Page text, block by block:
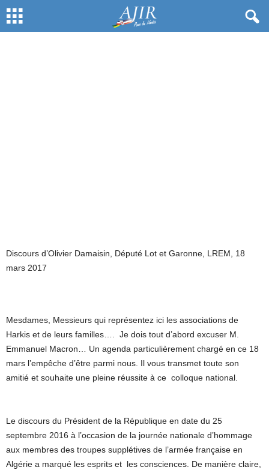
Par AJIR- 18 mars 2017 658
Discours d’Olivier Damaisin, Député Lot et Garonne, LREM, 18
mars 2017
Mesdames, Messieurs qui représentez ici les associations de
Harkis et de leurs familles…. Je dois tout d’abord excuser M.
Emmanuel Macron… Un agenda particulièrement chargé en ce 18
mars l’empêche d’être parmi nous. Il vous transmet toute son
amitié et souhaite une pleine réussite à ce colloque national.
Le discours du Président de la République en date du 25
septembre 2016 à l’occasion de la journée nationale d’hommage
aux membres des troupes supplétives de l’armée française en
Algérie a marqué les esprits et les consciences. De manière claire,